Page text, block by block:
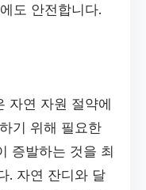
도 안전합니다.
자연 자원 절약에
기 위해 필요한
증발하는 것을 최
. 자연 잔디와 달